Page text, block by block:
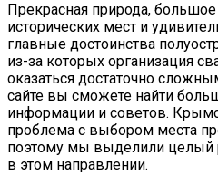
Прекрасная природа,
исторических мест и
главные достоинства
из-за которых организация
оказаться достаточно
сайте вы сможете найти
информации и советов.
проблема с выбором места
поэтому мы выделили целый
в этом направлении.